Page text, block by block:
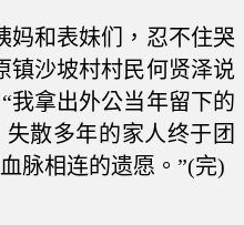
和表妹们，忍不住哭
镇沙坡村村民何贤泽说
我拿出外公当年留下的
散多年的家人终于团
脉相连的遗愿。”(完)